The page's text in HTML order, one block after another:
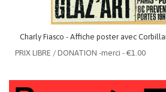
Charly Fiasco - Affiche poster avec